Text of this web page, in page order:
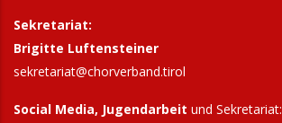
Sekretariat:
Brigitte Luftensteiner
sekretariat@chorverband.tirol
Social Media, Jugendarbeit und Sekretariat: